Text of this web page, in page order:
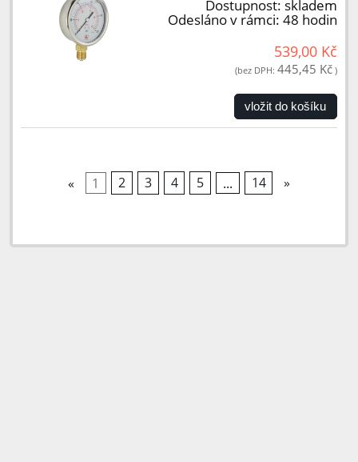
Dostupnost: skladem
Odesláno v rámci: 48 hodin
539,00 Kč
(bez DPH: 445,45 Kč )
vložit do košíku
« 1 2 3 4 5 ... 14 »